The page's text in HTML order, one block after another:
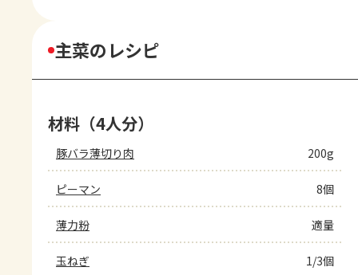
主菜のレシピ
材料（4人分）
豚バラ薄切り肉 200g
ピーマン 8個
薄力粉 適量
玉ねぎ 1/3個